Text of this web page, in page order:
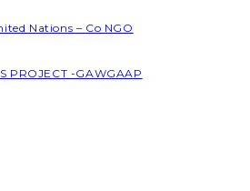
Nations – Co NGO
PROJECT -GAWGAAP